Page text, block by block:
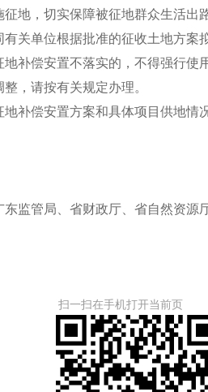
，切实保障被征地群众生活出
关单位根据批准的征收土地方案
补偿安置不落实的，不得强行使
，请按有关规定办理。
偿安置方案和具体项目供地情况
监管局、省财政厅、省自然资源
扫一扫在手机打开当前页